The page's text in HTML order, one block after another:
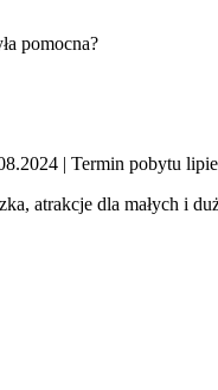
pomocna?
| Termin pobytu
atrakcje dla małych i